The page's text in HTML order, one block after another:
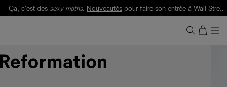
Ça, c'est des sexy maths. Nouveautés pour faire son entrée à Wall Street.